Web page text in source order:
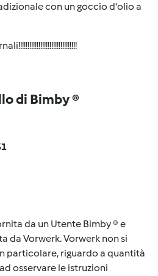
con un goccio d'olio a
di Bimby ®
da un Utente Bimby ® e
da Vorwerk. Vorwerk non si
particolare, riguardo a quantità
osservare le istruzioni